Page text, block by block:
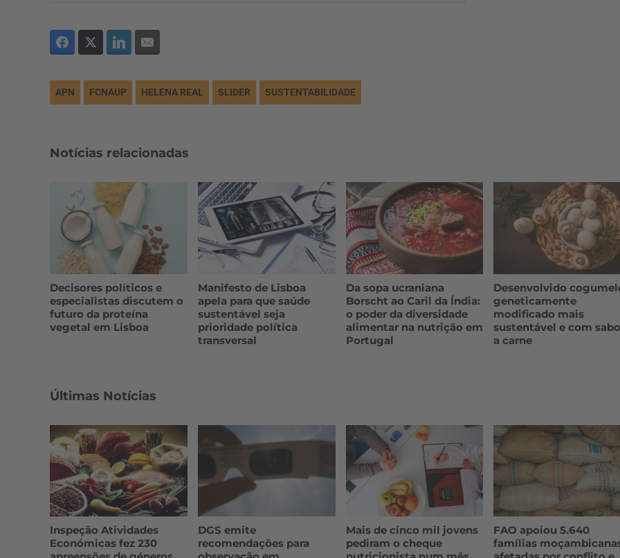
APN FCNAUP HELENA REAL SLIDER SUSTENTABILIDADE
Notícias relacionadas
Decisores políticos e
especialistas discutem o
futuro da proteína
vegetal em Lisboa
Manifesto de Lisboa
apela para que saúde
sustentável seja
prioridade política
transversal
Da sopa ucraniana
Borscht ao Caril da Índia:
o poder da diversidade
alimentar na nutrição em
Portugal
Desenvolvido
geneticamente
modificado mais
sustentável e com
a carne
Últimas Notícias
Inspeção Atividades
Económicas fez 230
DGS emite
recomendações para
Mais de cinco mil jovens
pediram o cheque
FAO apoiou 5.640
famílias